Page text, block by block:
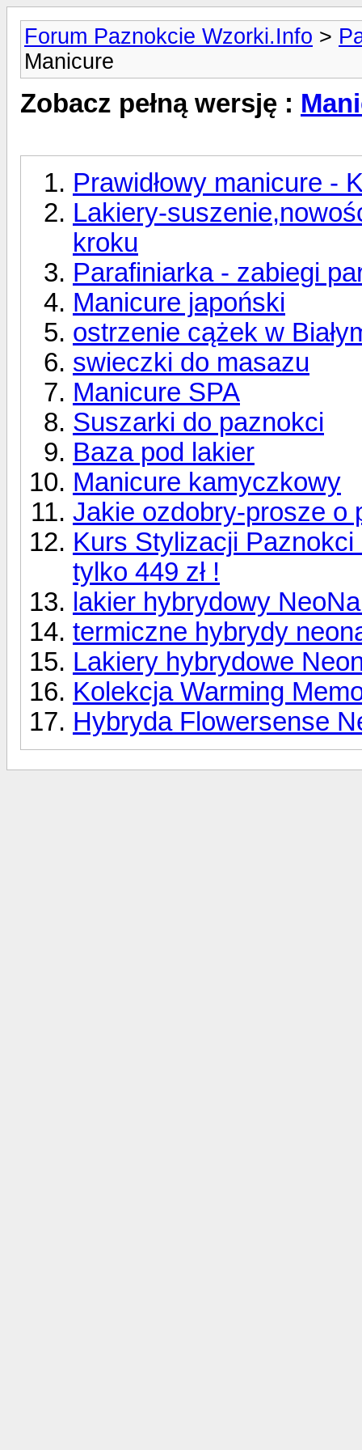
Forum Paznokcie Wzorki.Info >
Manicure
Zobacz pełną wersję :
Prawidłowy manicure -
Lakiery-
kroku
Parafiniarka - zabiegi
Manicure japoński
ostrzenie cążek w
swieczki do masazu
Manicure SPA
Suszarki do paznokci
Baza pod lakier
Manicure kamyczkowy
Jakie ozdobry-prosze o
Kurs Stylizacji
tylko 449 zł !
lakier hybrydowy
termiczne hybrydy
Lakiery hybrydowe
Kolekcja Warming
Hybryda Flowersense